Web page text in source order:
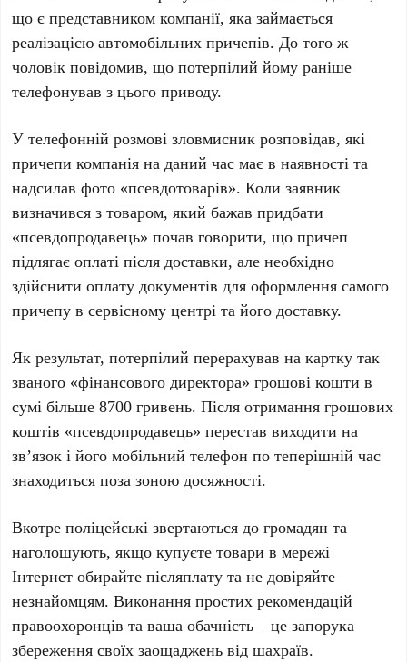
що є представником компанії, яка займається
реалізацією автомобільних причепів. До того ж
чоловік повідомив, що потерпілий йому раніше
телефонував з цього приводу.
У телефонній розмові зловмисник розповідав, які
причепи компанія на даний час має в наявності та
надсилав фото «псевдотоварів». Коли заявник
визначився з товаром, який бажав придбати
«псевдопродавець» почав говорити, що причеп
підлягає оплаті після доставки, але необхідно
здійснити оплату документів для оформлення самого
причепу в сервісному центрі та його доставку.
Як результат, потерпілий перерахував на картку так
званого «фінансового директора» грошові кошти в
сумі більше 8700 гривень. Після отримання грошових
коштів «псевдопродавець» перестав виходити на
зв’язок і його мобільний телефон по теперішній час
знаходиться поза зоною досяжності.
Вкотре поліцейські звертаються до громадян та
наголошують, якщо купуєте товари в мережі
Інтернет обирайте післяплату та не довіряйте
незнайомцям. Виконання простих рекомендацій
правоохоронців та ваша обачність – це запорука
збереження своїх заощаджень від шахраїв.